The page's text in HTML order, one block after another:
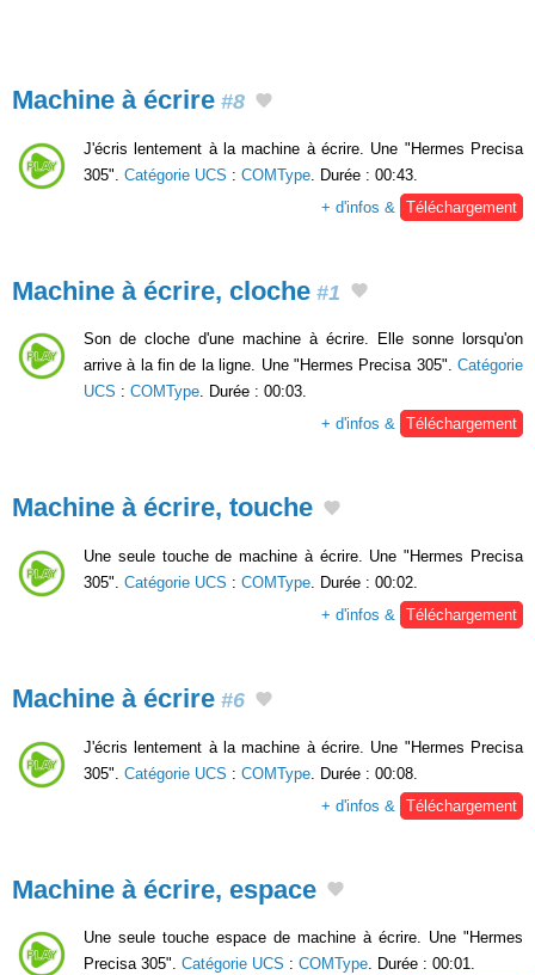
Machine à écrire #8
J'écris lentement à la machine à écrire. Une "Hermes Precisa
305". Catégorie UCS : COMType . Durée : 00:43.
+ d'infos &
Téléchargement
Machine à écrire, cloche #1
Son de cloche d'une machine à écrire. Elle sonne lorsqu'on
arrive à la fin de la ligne. Une "Hermes Precisa 305". Catégorie
UCS : COMType. Durée : 00:03.
+ d'infos & Téléchargement
Machine à écrire, touche
Une seule touche de machine à écrire. Une "Hermes Precisa
305". Catégorie UCS : COMType . Durée : 00:02.
+ d'infos &
Téléchargement
Machine à écrire #6
J'écris lentement à la machine à écrire. Une "Hermes Precisa
305". Catégorie UCS : COMType . Durée : 00:08.
+ d'infos &
Téléchargement
Machine à écrire, espace
Une seule touche espace de machine à écrire. Une "Hermes
Precisa 305". Catégorie UCS : COMType. Durée : 00:01.